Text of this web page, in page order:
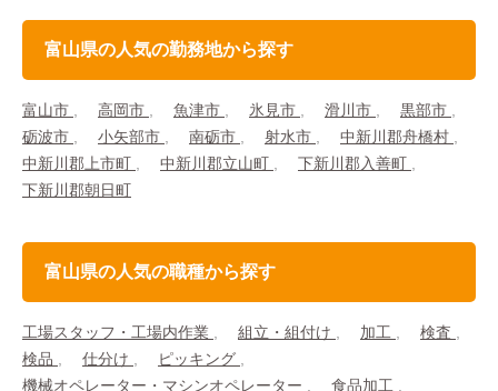
富山県の人気の勤務地から探す
富山市 高岡市 魚津市 氷見市 滑川市
黒部市
砺波市
小矢部市 南砺市 射水市
中新川郡舟橋村
中新川郡上市町
中新川郡立山町
下新川郡入善町
下新川郡朝日町
富山県の人気の職種から探す
工場スタッフ・工場内作業 組立・組付け 加工
検査
検品
仕分け
ピッキング
機械オペレーター・マシンオペレーター
食品加工